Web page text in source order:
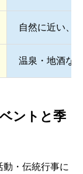
自然に近い、
温泉・地酒な
ントと季
・伝統行事に